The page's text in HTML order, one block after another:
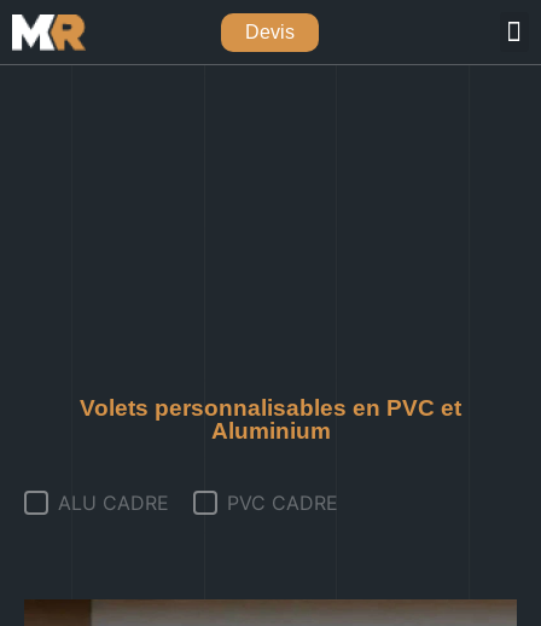
Devis
Volets personnalisables en PVC et
Aluminium
ALU CADRE PVC CADRE